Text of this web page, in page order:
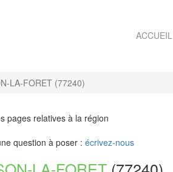
ACCUEIL
LA-FORET (77240)
pages relatives à la région
question à poser : écrivez-nous